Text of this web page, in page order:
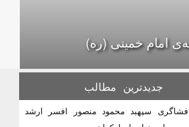
امام خمینی (ره)
جدیدترین مطالب
افشاگری سپهبد محمود منصور افسر ارشد